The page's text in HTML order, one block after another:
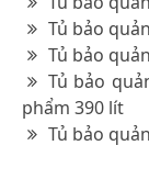
Tủ bảo
Tủ bảo
Tủ bảo
phẩm 390 lít
Tủ bảo